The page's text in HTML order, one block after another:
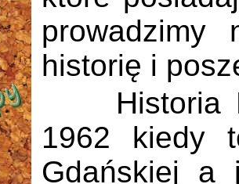
prowadzimy
historię i
Historia
1962 kiedy
Gdańskiej a